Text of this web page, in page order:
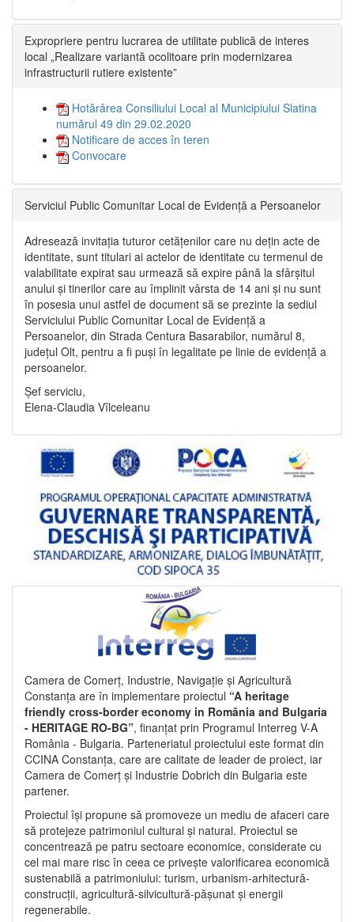
Expropriere pentru lucrarea de utilitate publică de interes
local „Realizare variantă ocolitoare prin modernizarea
infrastructurii rutiere existente”
Hotărârea Consiliului Local al Municipiului Slatina
numărul 49 din 29.02.2020
Notificare de acces în teren
Convocare
Serviciul Public Comunitar Local de Evidență a Persoanelor
Adresează invitația tuturor cetățenilor care nu dețin acte de
identitate, sunt titulari ai actelor de identitate cu termenul de
valabilitate expirat sau urmează să expire până la sfârșitul
anului și tinerilor care au împlinit vârsta de 14 ani și nu sunt
în posesia unui astfel de document să se prezinte la sediul
Serviciului Public Comunitar Local de Evidență a
Persoanelor, din Strada Centura Basarabilor, numărul 8,
județul Olt, pentru a fi puși în legalitate pe linie de evidență a
persoanelor.
Șef serviciu,
Elena-Claudia Vîlceleanu
Camera de Comerț, Industrie, Navigație și Agricultură
Constanța are în implementare proiectul “A heritage
friendly cross-border economy in România and Bulgaria
- HERITAGE RO-BG”, finanțat prin Programul Interreg V-A
România - Bulgaria. Parteneriatul proiectului este format din
CCINA Constanța, care are calitate de leader de proiect, iar
Camera de Comerț și Industrie Dobrich din Bulgaria este
partener.
Proiectul își propune să promoveze un mediu de afaceri care
să protejeze patrimoniul cultural și natural. Proiectul se
concentrează pe patru sectoare economice, considerate cu
cel mai mare risc în ceea ce privește valorificarea economică
sustenabilă a patrimoniului: turism, urbanism-arhitectură-
construcții, agricultură-silvicultură-pășunat și energii
regenerabile.